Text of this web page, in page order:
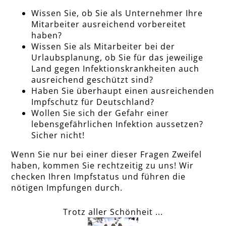
Wissen Sie, ob Sie als Unternehmer Ihre
Mitarbeiter ausreichend vorbereitet
haben?
Wissen Sie als Mitarbeiter bei der
Urlaubsplanung, ob Sie für das jeweilige
Land gegen Infektionskrankheiten auch
ausreichend geschützt sind?
Haben Sie überhaupt einen ausreichenden
Impfschutz für Deutschland?
Wollen Sie sich der Gefahr einer
lebensgefährlichen Infektion aussetzen?
Sicher nicht!
Wenn Sie nur bei einer dieser Fragen Zweifel
haben, kommen Sie rechtzeitig zu uns! Wir
checken Ihren Impfstatus und führen die
nötigen Impfungen durch.
Trotz aller Schönheit ...